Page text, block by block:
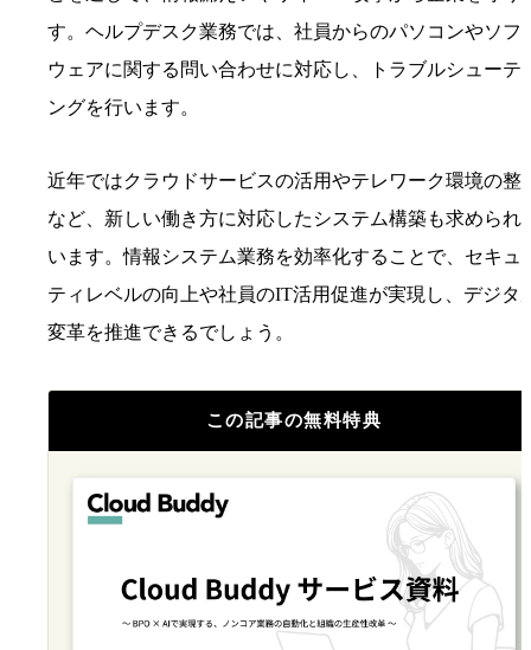
す。ヘルプデスク業務では、社員からのパソコンやソフ
ウェアに関する問い合わせに対応し、トラブルシューテ
ングを行います。
近年ではクラウドサービスの活用やテレワーク環境の整
など、新しい働き方に対応したシステム構築も求められ
います。情報システム業務を効率化することで、セキュ
ティレベルの向上や社員のIT活用促進が実現し、デジタ
変革を推進できるでしょう。
この記事の無料特典